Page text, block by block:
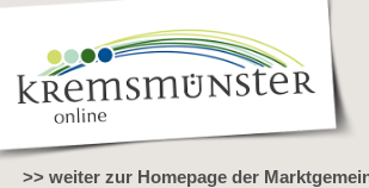
>> weiter zur Homepage der